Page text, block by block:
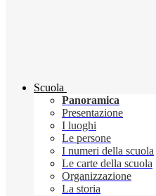
Scuola
Panoramica
Presentazione
I luoghi
Le persone
I numeri della scuola
Le carte della scuola
Organizzazione
La storia